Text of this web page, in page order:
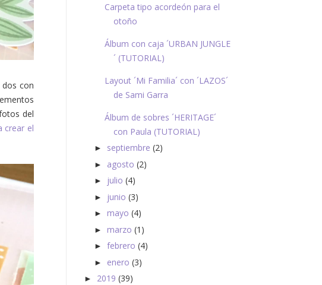
con
del
crear el
Carpeta tipo acordeón para el
otoño
Álbum con caja ´URBAN JUNGLE
´ (TUTORIAL)
Layout ´Mi Familia´ con ´LAZOS´
de Sami Garra
Álbum de sobres ´HERITAGE´
con Paula (TUTORIAL)
► septiembre (2)
► agosto (2)
► julio (4)
► junio (3)
► mayo (4)
► marzo (1)
► febrero (4)
► enero (3)
► 2019 (39)